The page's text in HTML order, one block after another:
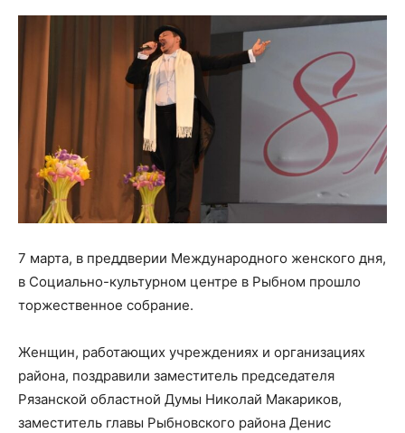
7 марта, в преддверии Международного женского дня,
в Социально-культурном центре в Рыбном прошло
торжественное собрание.
Женщин, работающих учреждениях и организациях
района, поздравили заместитель председателя
Рязанской областной Думы Николай Макариков,
заместитель главы Рыбновского района Денис